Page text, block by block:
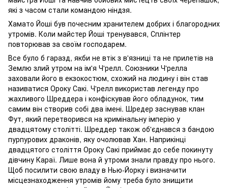
які з часом стали командою ніндзя.
Хамато Йоші був почесним хранителем добрих і благородних
утромів. Коли майстер Йоші тренувався, Сплінтер
повторював за своїм господарем.
Все було б гаразд, якби не втік з в'язниці та не прилетів на
Землю злий утром на ім'я Ч'релл. Союзники Ч'релла
заховали його в екзокостюм, схожий на людину і він став
називатися Ороку Сакі. Ч'релл використав легенду про
жахливого Шреддера і конфіскував його обладунок, тим
самим він створив собі два імені. Шредер заснував клан
Фут, який перетворився на кримінальну імперію у
двадцятому столітті. Шреддер також об'єднався з бандою
пурпурових драконів, яку очолював Хан. Наприкінці
двадцятого століття Ороку Сакі приймає до себе покинуту
дівчину Караї. Лише вона й утроми знали правду про нього.
Щоб посилити свою владу в Нью-Йорку і визначити
місцезнаходження утромів йому треба було знищити